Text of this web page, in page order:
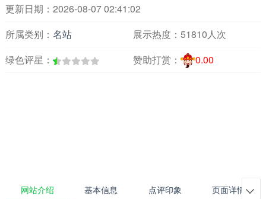
更新日期：2026-08-07 02:41:02
所属类别： 名站 展示热度： 51810人次
绿色评星：
赞助打赏： 0.00
网站介绍 基本信息 点评印象 页面详情 